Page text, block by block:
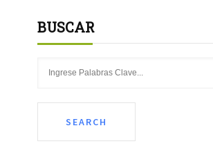
BUSCAR